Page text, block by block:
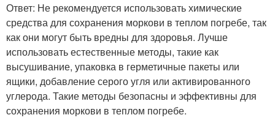
Ответ: Не рекомендуется использовать химические
средства для сохранения моркови в теплом погребе, так
как они могут быть вредны для здоровья. Лучше
использовать естественные методы, такие как
высушивание, упаковка в герметичные пакеты или
ящики, добавление серого угля или активированного
углерода. Такие методы безопасны и эффективны для
сохранения моркови в теплом погребе.